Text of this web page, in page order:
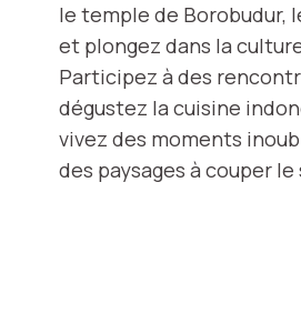
le temple de Borobudur,
et plongez dans la
Participez à des
dégustez la cuisine
vivez des moments
des paysages à couper le